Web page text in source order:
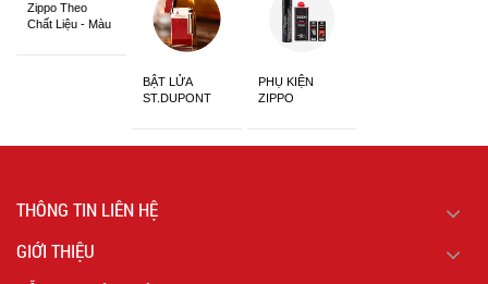
Zippo Theo
Chất Liệu - Màu
BẬT LỬA
ST.DUPONT
PHỤ KIỆN
ZIPPO
THÔNG TIN LIÊN HỆ
GIỚI THIỆU